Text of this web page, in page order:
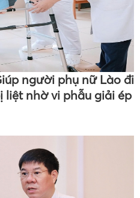
người phụ nữ Lào đi
liệt nhờ vi phẫu giải ép